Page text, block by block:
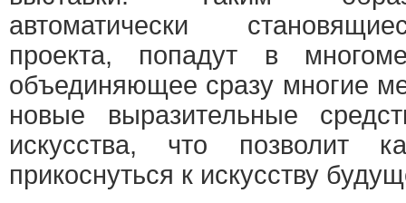
автоматически
проекта, попадут в
объединяющее сразу многие
новые выразительные
искусства, что позволит
прикоснуться к искусству